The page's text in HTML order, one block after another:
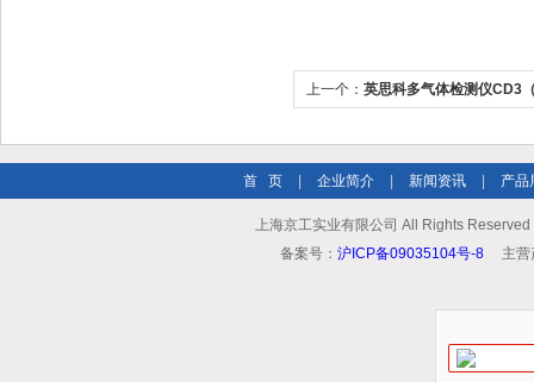
上一个： 英思科多气体检测仪CD3
首 页 企业简介 新闻资讯 产品
上海京工实业有限公司 All Rights
备案号： 沪ICP备09035104号-8 主营